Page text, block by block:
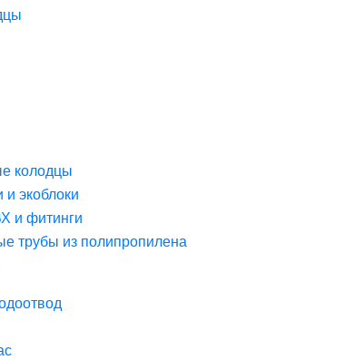
колодцы
экоблоки
и фитинги
трубы из полипропилена